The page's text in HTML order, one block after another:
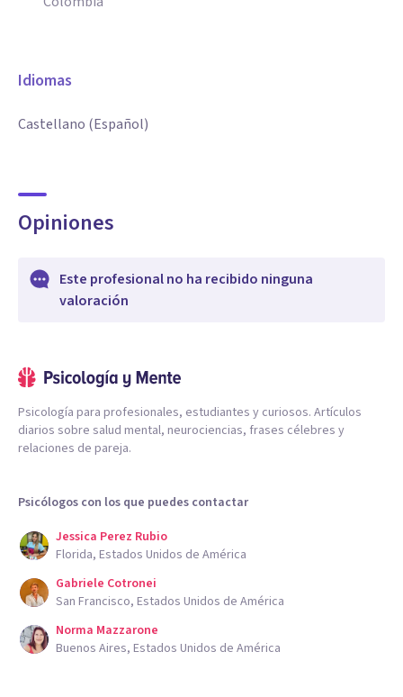
Idiomas
Castellano (Español)
Opiniones
Este profesional no ha recibido ninguna
valoración
Psicología para profesionales, estudiantes y curiosos. Artículos
diarios sobre salud mental, neurociencias, frases célebres y
relaciones de pareja.
Psicólogos con los que puedes contactar
Jessica Perez Rubio
Florida, Estados Unidos de América
Gabriele Cotronei
San Francisco, Estados Unidos de América
Norma Mazzarone
Buenos Aires, Estados Unidos de América